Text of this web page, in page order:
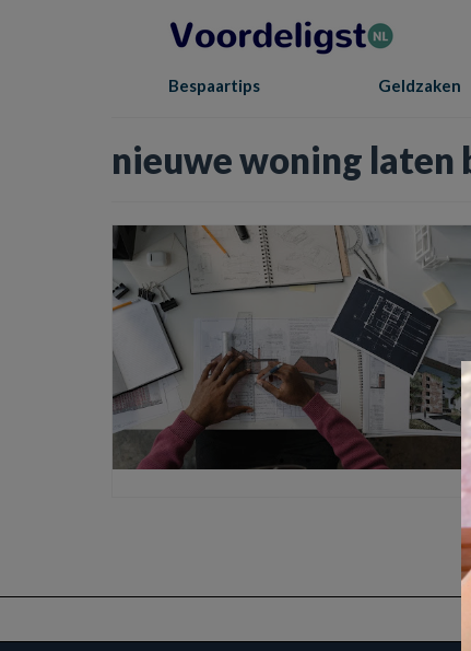
Bespaartips Geldzaken
nieuwe woning laten